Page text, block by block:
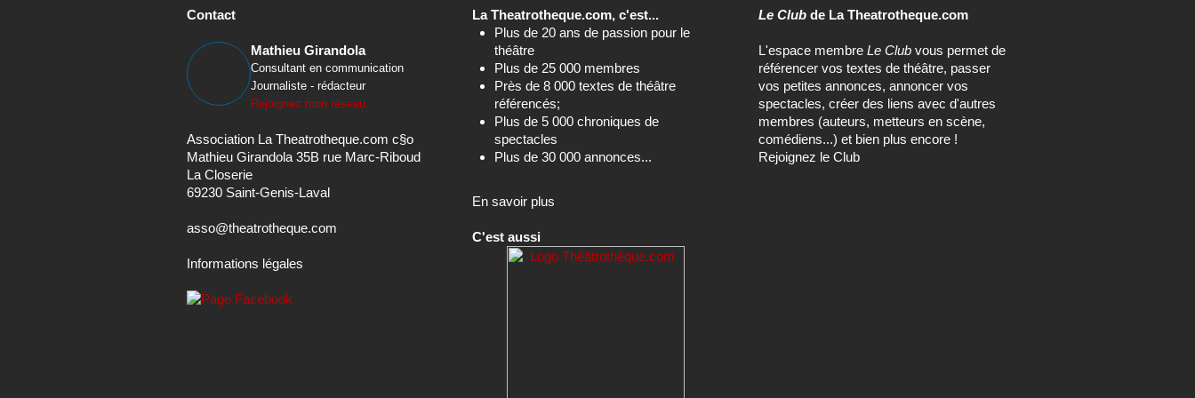
Rejoignez mon réseau
Association La Theatrotheque.com c§o
Mathieu Girandola 35B rue Marc-Riboud
69230 Saint-Genis-Laval
asso@theatrotheque.com
Plus de 25 000 membres
Près de 8 000 textes de théâtre
référencés;
Plus de 5 000 chroniques de
spectacles
Plus de 30 000 annonces...
En savoir plus
référencer vos textes de théâtre, passer
vos petites annonces, annoncer vos
spectacles, créer des liens avec d'autres
membres (auteurs, metteurs en scène,
comédiens...) et bien plus encore !
Rejoignez le Club